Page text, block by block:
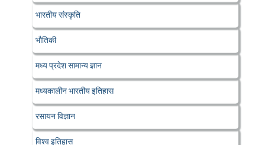
भारतीय संस्कृति
भौतिकी
मध्य प्रदेश सामान्य ज्ञान
मध्यकालीन भारतीय इतिहास
रसायन विज्ञान
विश्व इतिहास